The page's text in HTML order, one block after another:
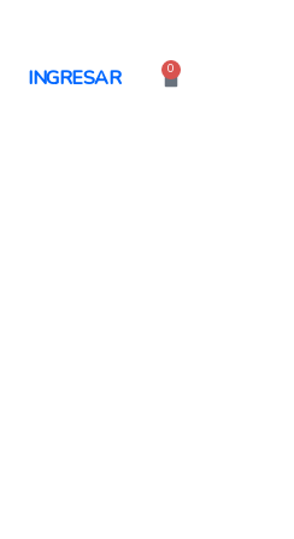
INGRESAR 0
Cart